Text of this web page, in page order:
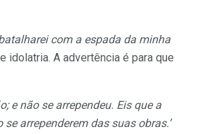
com a espada da minha
idolatria. A advertência é para que
e não se arrependeu. Eis que a
arrependerem das suas obras.’